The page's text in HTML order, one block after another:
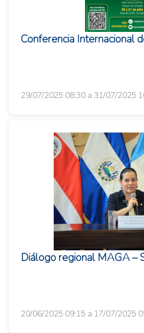
Conferencia Internacional
29/07/2025 08:30 a 31/07/2025
Diálogo regional MAGA –
20/06/2025 09:15 a 17/07/2025